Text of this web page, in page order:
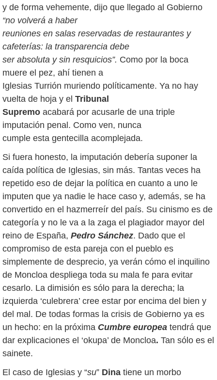
y de forma vehemente, dijo que llegado al Gobierno
“no volverá a haber
reuniones en salas reservadas de restaurantes y
cafeterías: la transparencia debe
ser absoluta y sin resquicios”. Como por la boca
muere el pez, ahí tienen a
Iglesias Turrión muriendo políticamente. Ya no hay
vuelta de hoja y el Tribunal
Supremo acabará por acusarle de una triple
imputación penal. Como ven, nunca
cumple esta gentecilla acomplejada.
Si fuera honesto, la imputación debería suponer la
caída política de Iglesias, sin más. Tantas veces ha
repetido eso de dejar la política en cuanto a uno le
imputen que ya nadie le hace caso y, además, se ha
convertido en el hazmerreír del país. Su cinismo es de
categoría y no le va a la zaga el plagiador mayor del
reino de España, Pedro Sánchez. Dado que el
compromiso de esta pareja con el pueblo es
simplemente de desprecio, ya verán cómo el inquilino
de Moncloa despliega toda su mala fe para evitar
cesarlo. La dimisión es sólo para la derecha; la
izquierda ‘culebrera’ cree estar por encima del bien y
del mal. De todas formas la crisis de Gobierno ya es
un hecho: en la próxima Cumbre europea tendrá que
dar explicaciones el ‘okupa’ de Moncloa. Tan sólo es el
sainete.
El caso de Iglesias y “su” Dina tiene un morbo